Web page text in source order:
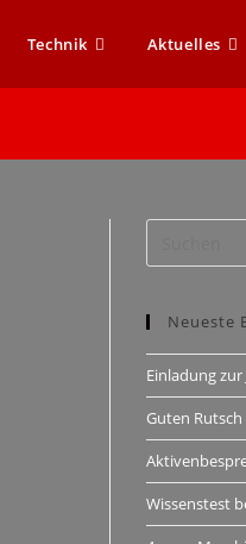
Technik Aktuelles
Neueste
Einladung
Guten Rutsch
Wissenstest